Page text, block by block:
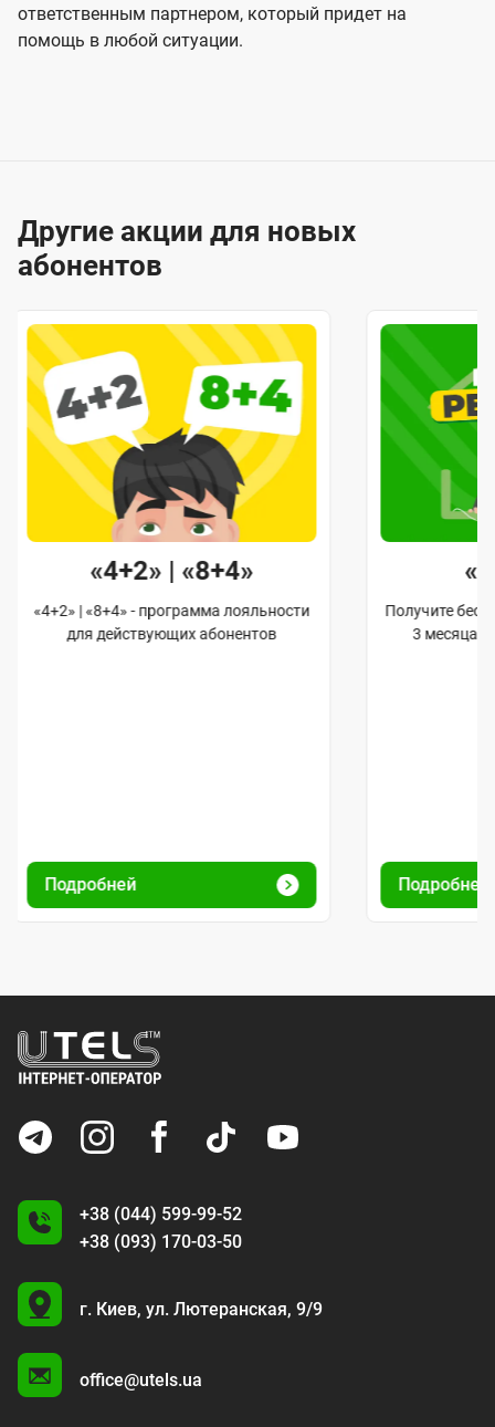
ответственным партнером, который придет на
помощь в любой ситуации.
Другие акции для новых
абонентов
«4+2» | «8+4»
«4+2» | «8+4» - программа лояльности
для действующих абонентов
Подробней
Получите
3 месяца
Подробней
+38 (044) 599-99-52
+38 (093) 170-03-50
U
г. Киев, ул. Лютеранская, 9/9
office@utels.ua